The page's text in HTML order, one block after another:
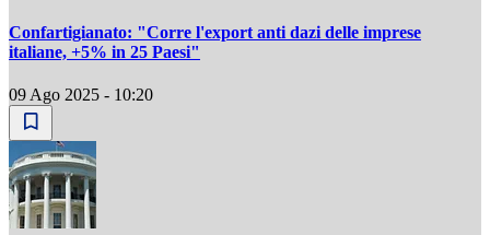
Confartigianato: "Corre l'export anti dazi delle imprese
italiane, +5% in 25 Paesi"
09 Ago 2025 - 10:20